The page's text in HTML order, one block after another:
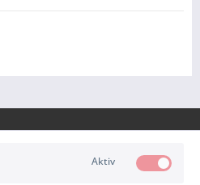
Aktiv